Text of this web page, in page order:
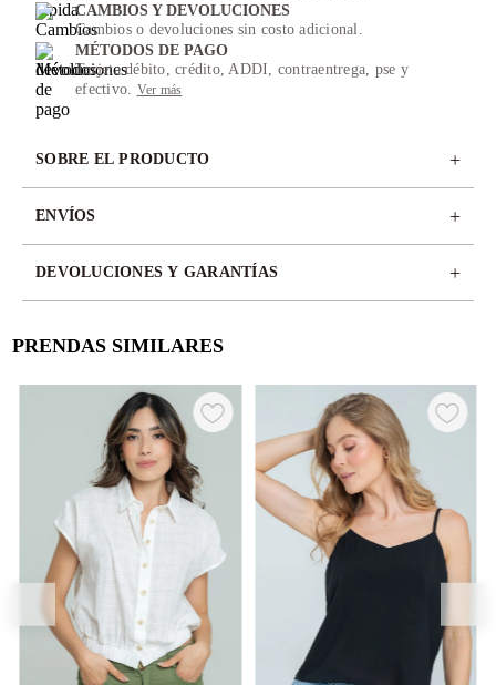
CAMBIOS Y DEVOLUCIONES
Cambios o devoluciones sin costo adicional.
MÉTODOS DE PAGO
Tarjeta débito, crédito, ADDI, contraentrega, pse y
efectivo. Ver más
SOBRE EL PRODUCTO +
ENVÍOS +
DEVOLUCIONES Y GARANTÍAS +
PRENDAS SIMILARES